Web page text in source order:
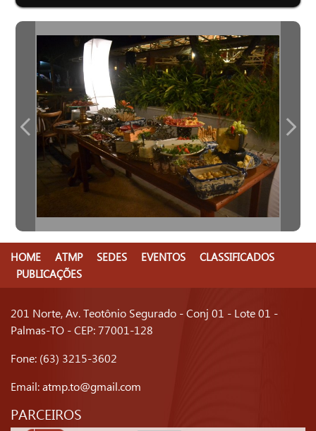
HOME ATMP SEDES EVENTOS
CLASSIFICADOS
PUBLICAÇÕES
201 Norte, Av. Teotônio Segurado - Conj 01 - Lote 01 -
Palmas-TO - CEP: 77001-128
Fone: (63) 3215-3602
Email:atmp.to@gmail.com
PARCEIROS